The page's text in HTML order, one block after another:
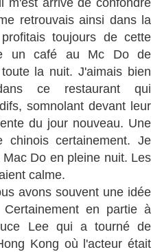
m'est arrivé de confondre
retrouvais ainsi dans la
toujours de cette
un café au Mc Do de
la nuit. J'aimais bien
ce restaurant qui
somnolant devant leur
du jour nouveau. Une
chinois certainement. Je
Do en pleine nuit. Les
calme.
avons souvent une idée
en partie à
Lee qui a tourné de
Kong où l'acteur était